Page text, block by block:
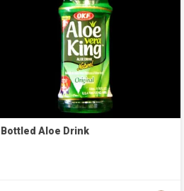
Bottled Aloe Drink